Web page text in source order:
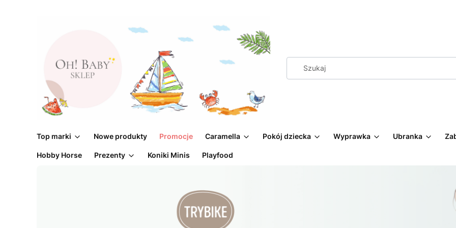
Top marki Nowe produkty Promocje Caramella Pokój dziecka Wyprawka Ubranka
Hobby Horse Prezenty Koniki Minis Playfood